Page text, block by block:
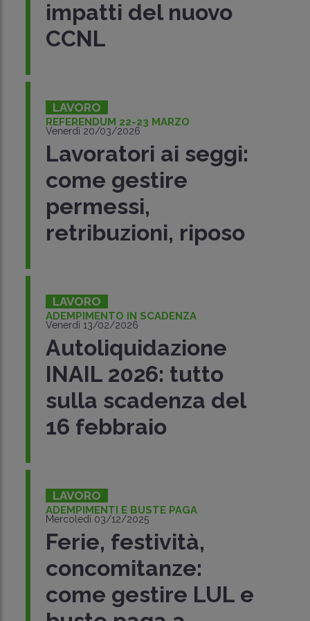
impatti del nuovo
CCNL
LAVORO
REFERENDUM 22-23 MARZO
Venerdì 20/03/2026
Lavoratori ai seggi:
come gestire
permessi,
retribuzioni, riposo
LAVORO
ADEMPIMENTO IN SCADENZA
Venerdì 13/02/2026
Autoliquidazione
INAIL 2026: tutto
sulla scadenza del
16 febbraio
LAVORO
ADEMPIMENTI E BUSTE PAGA
Mercoledì 03/12/2025
Ferie, festività,
concomitanze:
come gestire LUL e